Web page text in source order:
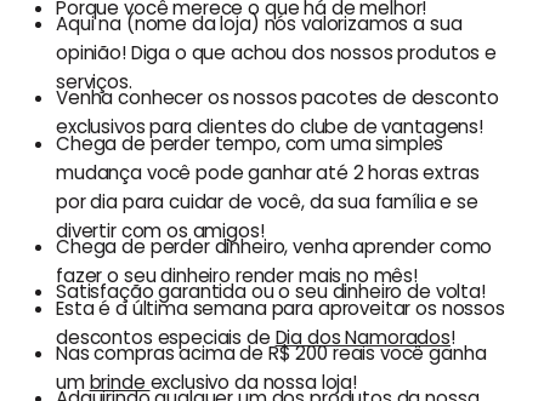
Porque você merece o que há de melhor!
Aqui na (nome da loja) nós valorizamos a sua
opinião! Diga o que achou dos nossos produtos e
serviços.
Venha conhecer os nossos pacotes de desconto
exclusivos para clientes do clube de vantagens!
Chega de perder tempo, com uma simples
mudança você pode ganhar até 2 horas extras
por dia para cuidar de você, da sua família e se
divertir com os amigos!
Chega de perder dinheiro, venha aprender como
fazer o seu dinheiro render mais no mês!
Satisfação garantida ou o seu dinheiro de volta!
Esta é a última semana para aproveitar os nossos
descontos especiais de Dia dos Namorados!
Nas compras acima de R$ 200 reais você ganha
umbrinde exclusivo da nossa loja!